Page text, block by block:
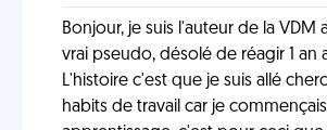
Bonjour, je suis l'auteur de la VDM
vrai pseudo, désolé de réagir 1 an
L'histoire c'est que je suis allé
habits de travail car je